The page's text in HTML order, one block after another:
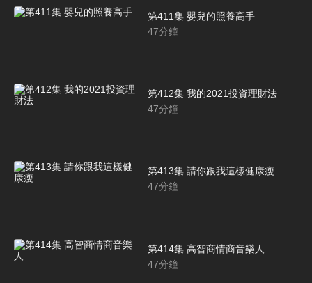
第411集 嬰兒的照養高手
47分鐘
第412集 我的2021投資理財法
47分鐘
第413集 請你跟我這樣健康瘦
47分鐘
第414集 高智商情商音樂人
47分鐘